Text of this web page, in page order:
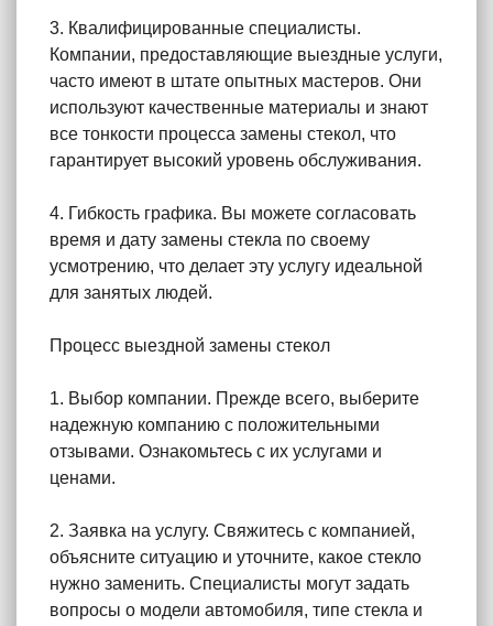
3. Квалифицированные специалисты.
Компании, предоставляющие выездные услуги,
часто имеют в штате опытных мастеров. Они
используют качественные материалы и знают
все тонкости процесса замены стекол, что
гарантирует высокий уровень обслуживания.
4. Гибкость графика. Вы можете согласовать
время и дату замены стекла по своему
усмотрению, что делает эту услугу идеальной
для занятых людей.
Процесс выездной замены стекол
1. Выбор компании. Прежде всего, выберите
надежную компанию с положительными
отзывами. Ознакомьтесь с их услугами и
ценами.
2. Заявка на услугу. Свяжитесь с компанией,
объясните ситуацию и уточните, какое стекло
нужно заменить. Специалисты могут задать
вопросы о модели автомобиля, типе стекла и